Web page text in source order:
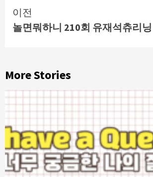
Continue
Reading
이전
놀면뭐하니 210회 유재석츄리닝
More Stories